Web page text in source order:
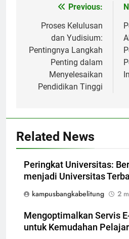
navigation
Previous:
Proses Kelulusan
dan Yudisium:
Pentingnya Langkah
Penting dalam
Menyelesaikan
Pendidikan Tinggi
Related News
Peringkat Universitas:
menjadi Universitas
kampusbangkabelitung
2
Mengoptimalkan Servis
untuk Kemudahan Pelajar